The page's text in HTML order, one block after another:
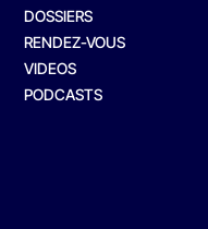
DOSSIERS
RENDEZ-VOUS
VIDEOS
PODCASTS